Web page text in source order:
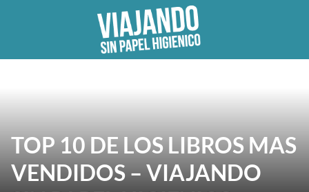
TOP 10 DE LOS LIBROS MAS
VENDIDOS – VIAJANDO